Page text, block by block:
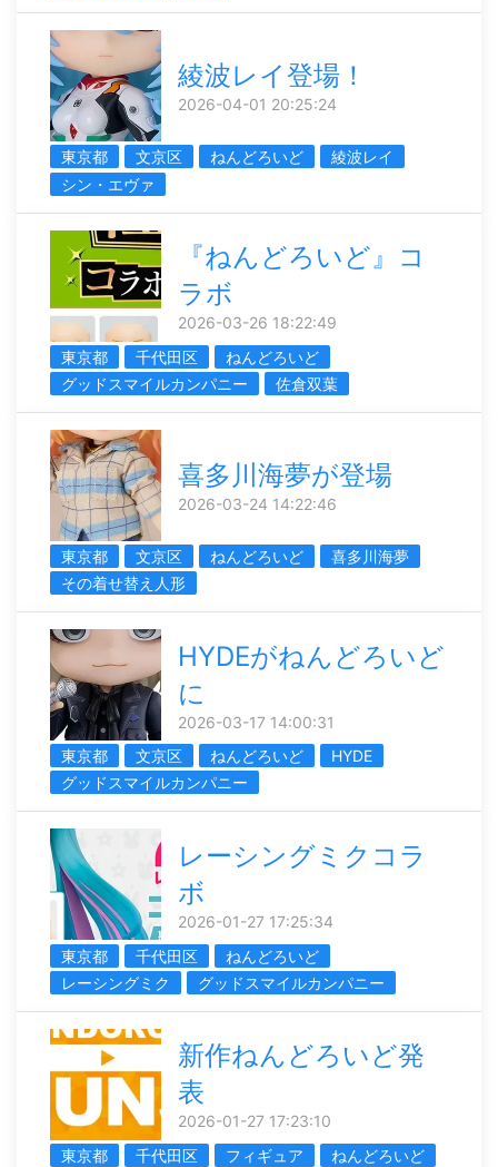
綾波レイ登場！
2026-04-01 20:25:24
東京都 文京区 ねんどろいど
綾波レイ
シン・エヴァ
『ねんどろいど』コ
ラボ
2026-03-26 18:22:49
東京都
千代田区
ねんどろいど
グッドスマイルカンパニー
佐倉双葉
喜多川海夢が登場
2026-03-24 14:22:46
東京都 文京区 ねんどろいど
喜多川海夢
その着せ替え人形
HYDEがねんどろいど
に
2026-03-17 14:00:31
東京都
文京区 ねんどろいど
HYDE
グッドスマイルカンパニー
レーシングミクコラ
ボ
2026-01-27 17:25:34
東京都
千代田区
ねんどろいど
レーシングミク
グッドスマイルカンパニー
新作ねんどろいど発
表
2026-01-27 17:23:10
東京都
千代田区 フィギュア
ねんどろいど